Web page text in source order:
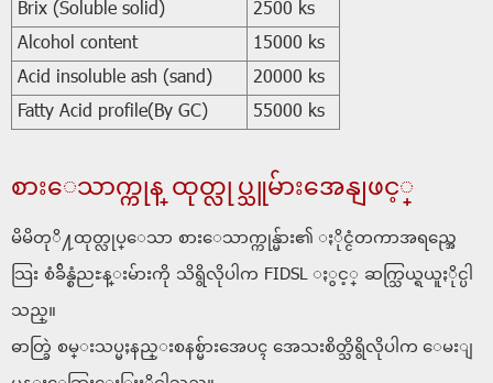
Brix (Soluble solid)
2500 ks
Alcohol content
15000 ks
Acid insoluble ash (sand)
20000 ks
Fatty Acid profile(By GC)
55000 ks
စားေသာက္ကုန္ ထုတ္လုပ္သူမ်ားအေနျဖင့္
မိမိတုိ႔ထုတ္လုပ္ေသာ စားေသာက္ကုန္မ်ား၏ ႏိုင္ငံတကာအရည္အေ
သြး စံခ်ိန္စံညႊန္းမ်ားကို သိရွိလိုပါက FIDSL ႏွင့္ ဆက္သြယ္ရယူႏိုင္ပါ
သည္။
ဓာတ္ခြဲ စမ္းသပ္မႈနည္းစနစ္မ်ားအေပၚ အေသးစိတ္သိရွိလိုပါက ေမးျ